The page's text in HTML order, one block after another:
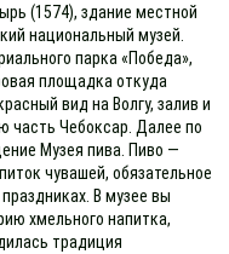
(1574), здание местной
национальный музей.
парка «Победа»,
площадка откуда
вид на Волгу, залив и
часть Чебоксар. Далее по
Музея пива. Пиво —
чувашей, обязательное
В музее вы
хмельного напитка,
традиция